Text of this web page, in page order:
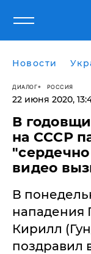
Новости
ДИАЛОГ РОССИЯ
22 июня 2020,
В
на СССР
видео
​В
нападения
Кирилл
поздравил